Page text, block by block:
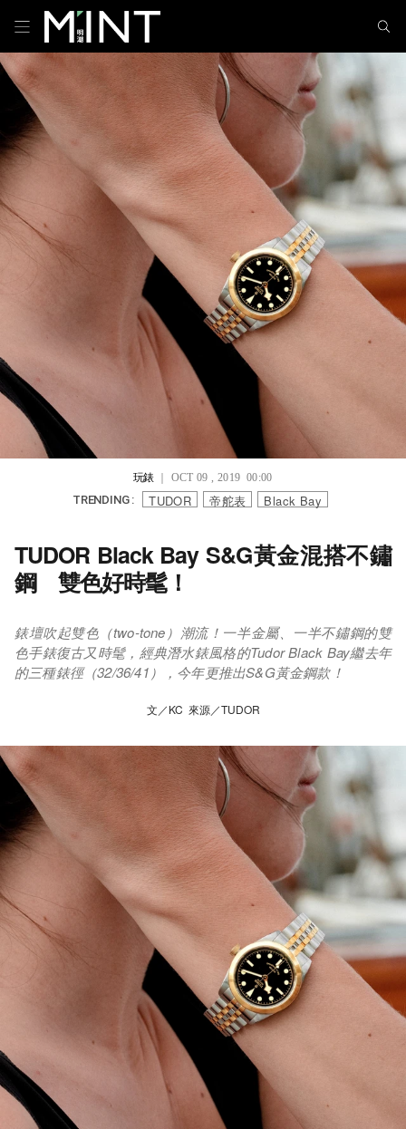
玩錶｜ OCT 09 , 2019 00:00
TRENDING : TUDOR 帝舵表 Black Bay
TUDOR Black Bay S&G黃金混搭不鏽
鋼 雙色好時髦！
錶壇吹起雙色（two-tone）潮流！一半金屬、一半不鏽鋼的雙
色手錶復古又時髦，經典潛水錶風格的Tudor Black Bay繼去年
的三種錶徑（32/36/41），今年更推出S&G黃金鋼款！
文／KC 來源／TUDOR